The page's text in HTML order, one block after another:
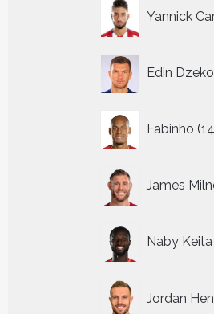
Yannick
Edin Dzeko
Fabinho 14
James
Naby Keita
Jordan